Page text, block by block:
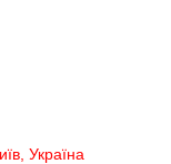
Україна